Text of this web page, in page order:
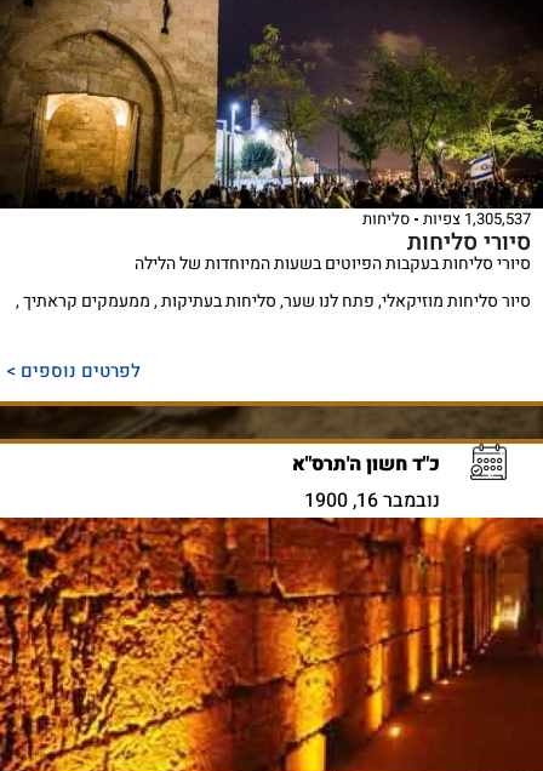
1,305,537 צפיות סליחות
סיורי סליחות
סיורי סליחות בעקבות הפיוטים בשעות המיוחדות של הלילה
סיור סליחות מוזיקאלי, פתח לנו שער, סליחות בעתיקות , ממעמקים קראתיך ,
לפרטים נוספים >
כ"ד חשון ה'תרס"א
נובמבר 16, 1900